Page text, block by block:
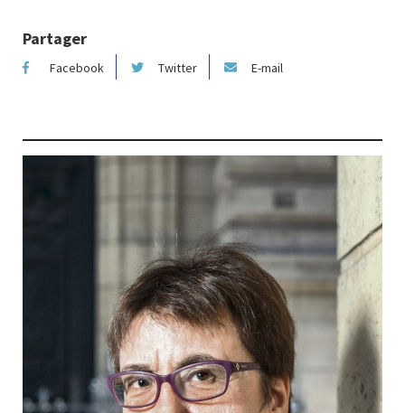
Partager
Facebook Twitter E-mail